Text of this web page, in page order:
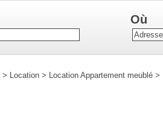
Où
> Location > Location Appartement meublé >